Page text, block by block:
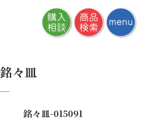
々皿
銘々皿-015091